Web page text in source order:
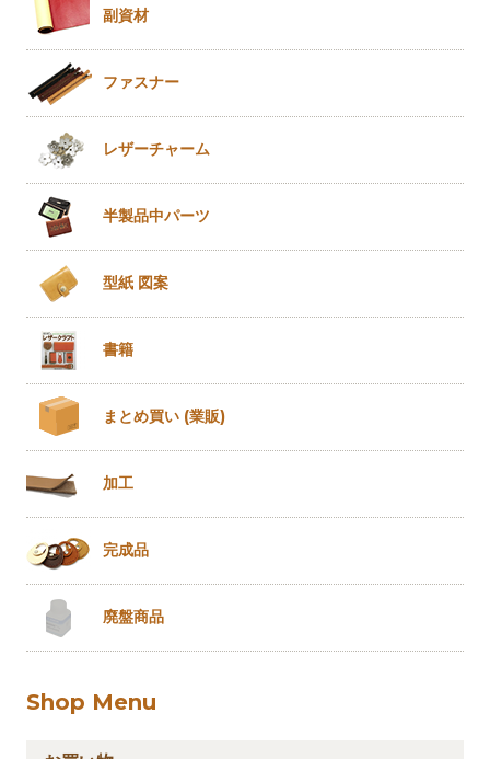
副資材
ファスナー
レザーチャーム
半製品中パーツ
型紙 図案
書籍
まとめ買い (業販)
加工
完成品
廃盤商品
Shop Menu